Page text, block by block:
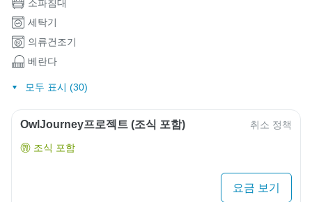
소파침대
세탁기
의류건조기
베란다
모두 표시 (30)
OwlJourney프로젝트 (조식 포함) 취소 정책
조식 포함
요금 보기